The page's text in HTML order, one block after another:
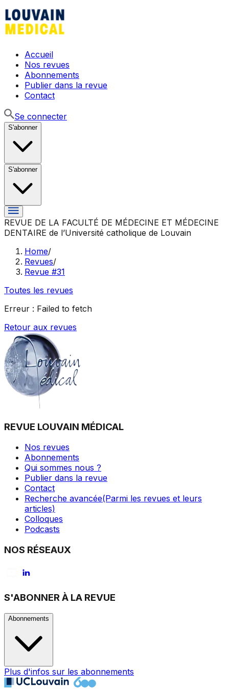
Accueil
Nos revues
Abonnements
Publier dans la revue
Contact
Se connecter
S'abonner
S'abonner
REVUE DE LA FACULTÉ DE MÉDECINE ET MÉDECINE
DENTAIRE de l’Université catholique de Louvain
Home/
Revues/
Revue #31
Toutes les revues
Erreur : Failed to fetch
Retour aux revues
REVUE LOUVAIN MÉDICAL
Nos revues
Abonnements
Qui sommes nous ?
Publier dans la revue
Contact
Recherche avancée(Parmi les revues et leurs
articles)
Colloques
Podcasts
NOS RÉSEAUX
S'ABONNER À LA REVUE
Abonnements
Plus d'infos sur les abonnements